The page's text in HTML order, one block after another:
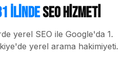
İlindeSEO Hizmeti
yerel SEO ile Google'da 1.
yerel arama hakimiyeti.